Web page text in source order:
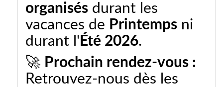
organisés durant les
vacances de Printemps ni
durant l' Été 2026.
🚀 Prochain rendez-vous :
Retrouvez-nous dès les